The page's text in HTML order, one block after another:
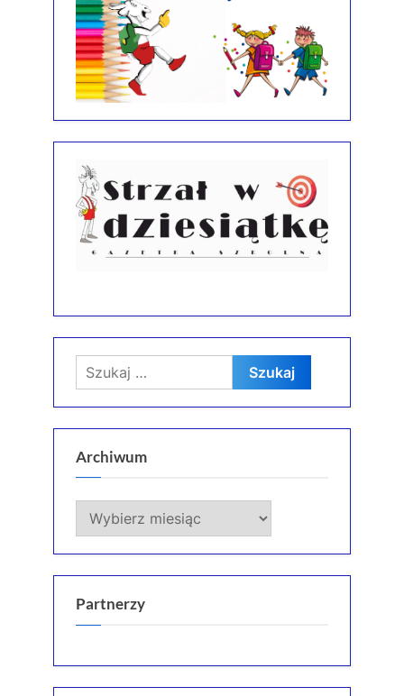
Szukaj:
Archiwum
Archiwum
Partnerzy